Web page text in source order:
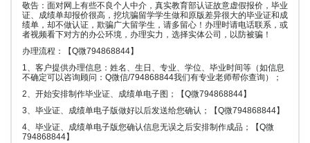
敬告：面对网上有些不良个人中介，真实教育部认证故意虚假报价，毕业
证、成绩单却报价很高，挖坑骗留学学生做和原版差异很大的毕业证和成
绩单，却不做认证，欺骗广大留学生，请多留心！办理时请电话联系，或
者视频看下对方的办公环境，办理实力，选择实体公司，以防被骗！
办理流程：【Q微794868844】
1、客户提供办理信息：姓名、生日、专业、学位、毕业时间等（如信息
不确定可以咨询顾问：Q微信/794868844我们有专业老师帮你查询）；
2、开始安排制作毕业证、成绩单电子图；【Q微794868844】
3、毕业证、成绩单电子版做好以后发送给您确认；【Q微794868844】
4、毕业证、成绩单电子版您确认信息无误之后安排制作成品；【Q微
794868844】